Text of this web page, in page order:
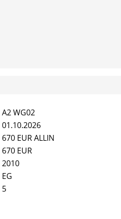
A2 WG02
01.10.2026
670 EUR ALLIN
670 EUR
2010
EG
5